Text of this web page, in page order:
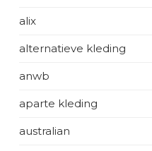
alix
alternatieve kleding
anwb
aparte kleding
australian